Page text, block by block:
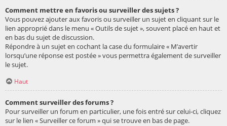
Comment mettre en favoris ou surveiller des sujets ?
Vous pouvez ajouter aux favoris ou surveiller un sujet en cliquant sur le
lien approprié dans le menu « Outils de sujet », souvent placé en haut et
en bas du sujet de discussion.
Répondre à un sujet en cochant la case du formulaire « M’avertir
lorsqu’une réponse est postée » vous permettra également de surveiller
le sujet.
Haut
Comment surveiller des forums ?
Pour surveiller un forum en particulier, une fois entré sur celui-ci, cliquez
sur le lien « Surveiller ce forum » qui se trouve en bas de page.